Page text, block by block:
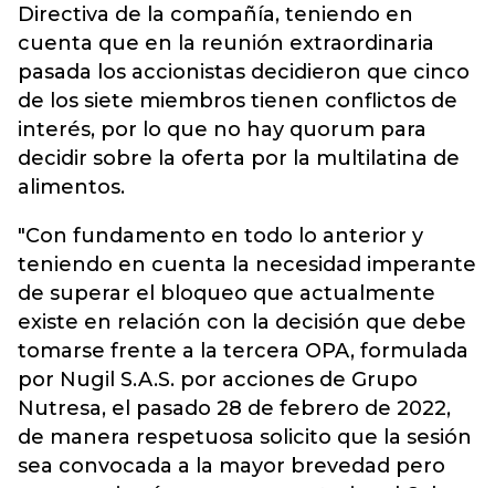
Directiva de la compañía, teniendo en
cuenta que en la reunión extraordinaria
pasada los accionistas decidieron que cinco
de los siete miembros tienen conflictos de
interés, por lo que no hay quorum para
decidir sobre la oferta por la multilatina de
alimentos.
"Con fundamento en todo lo anterior y
teniendo en cuenta la necesidad imperante
de superar el bloqueo que actualmente
existe en relación con la decisión que debe
tomarse frente a la tercera OPA, formulada
por Nugil S.A.S. por acciones de Grupo
Nutresa, el pasado 28 de febrero de 2022,
de manera respetuosa solicito que la sesión
sea convocada a la mayor brevedad pero